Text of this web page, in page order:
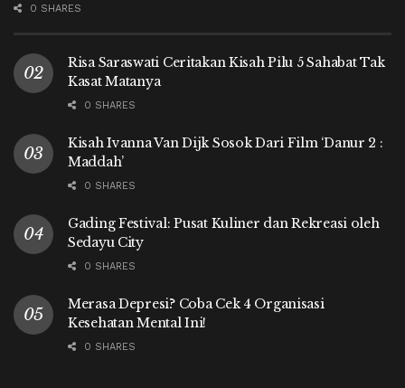
0 SHARES
Risa Saraswati Ceritakan Kisah Pilu 5 Sahabat Tak
Kasat Matanya
0 SHARES
Kisah Ivanna Van Dijk Sosok Dari Film ‘Danur 2 :
Maddah’
0 SHARES
Gading Festival: Pusat Kuliner dan Rekreasi oleh
Sedayu City
0 SHARES
Merasa Depresi? Coba Cek 4 Organisasi
Kesehatan Mental Ini!
0 SHARES